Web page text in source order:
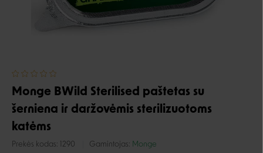
Monge BWild Sterilised paštetas su
šerniena ir daržovėmis sterilizuotoms
katėms
Prekės kodas: 1290 Gamintojas: Monge